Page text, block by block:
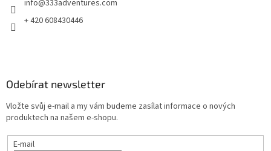
info@333adventures.com
+ 420 608430446
Odebírat newsletter
Vložte svůj e-mail a my vám budeme zasílat informace o nových
produktech na našem e-shopu.
E-mail